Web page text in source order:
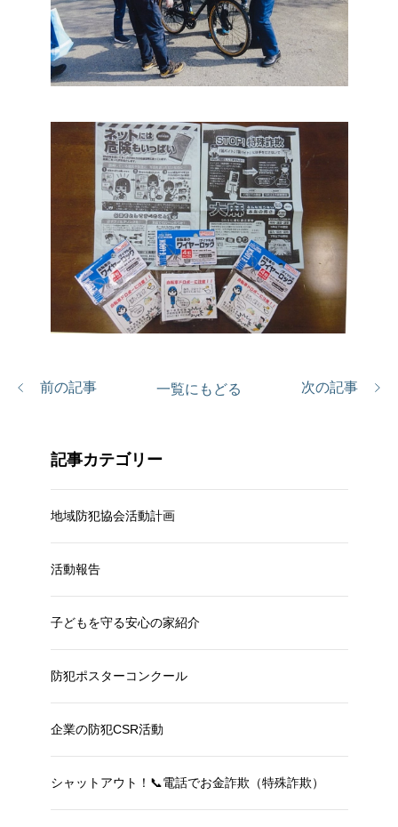
前の記事 一覧にもどる 次の記事
記事カテゴリー
地域防犯協会活動計画
活動報告
子どもを守る安心の家紹介
防犯ポスターコンクール
企業の防犯CSR活動
シャットアウト！📞電話でお金詐欺（特殊詐欺）